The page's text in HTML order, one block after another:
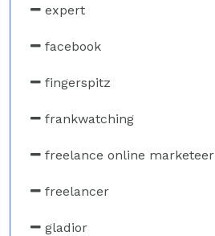
expert
facebook
fingerspitz
frankwatching
freelance online marketeer
freelancer
gladior